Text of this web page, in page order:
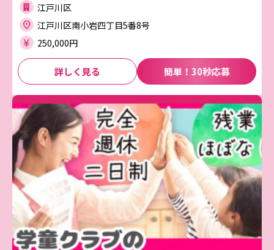
江戸川区
江戸川区南小岩四丁目5番8号
250,000円
詳しく見る 簡単！30秒応募